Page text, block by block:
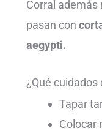
Corral además
pasan con
aegypti.
¿Qué
Tapar
Colocar